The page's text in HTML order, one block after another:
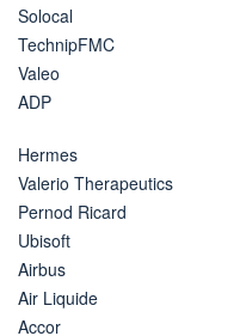
Solocal
TechnipFMC
Valeo
ADP
Hermes
Valerio Therapeutics
Pernod Ricard
Ubisoft
Airbus
Air Liquide
Accor